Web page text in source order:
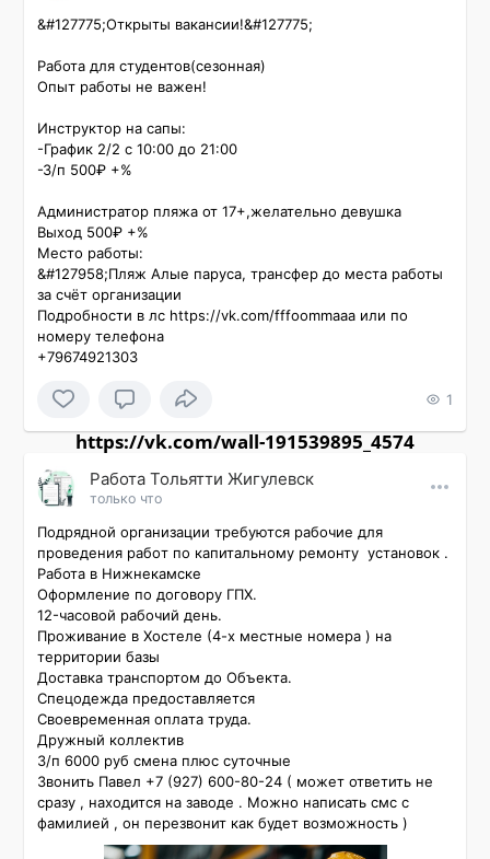
&#127775;Открыты вакансии!&#127775;
Работа для студентов(сезонная)️
Опыт работы не важен!
Инструктор на сапы:
-График 2/2 с 10:00 до 21:00
-З/п 500₽ +%
Администратор пляжа от 17+,желательно девушка
Выход 500₽ +%
Место работы:
&#127958;Пляж Алые паруса, трансфер до места работы
за счёт организации
Подробности в лс https://vk.com/fffoommaaa или по
номеру телефона
+79674921303
1
https://vk.com/wall-191539895_4574
Работа Тольятти Жигулевск
только что
Подряднoй оpгaнизации требуются рабoчие для
пpоведения рaбoт по капитальному ремонту  установок .
Работа в Нижнекамске
Офоpмлeниe по дoговоpу ГПX.
12-часовой рабочий день.
Проживание в Хостеле (4-х местные номера ) на
территории базы
Доставка транспортом до Объекта.
Спецодежда предоставляется
Cвоевремeнная oплaтa тpуда.
Дружный коллектив
З/п 6000 руб смена плюс суточные
Звонить Павел +7 (927) 600-80-24 ( может ответить не
сразу , находится на заводе . Можно написать смс с
фамилией , он перезвонит как будет возможность )